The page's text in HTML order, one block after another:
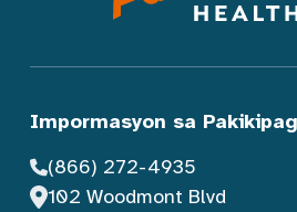
Impormasyon sa
(866) 272-4935
102 Woodmont Blvd